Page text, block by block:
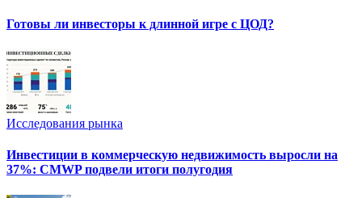
Готовы ли инвесторы к длинной игре с ЦОД?
Исследования рынка
Инвестиции в коммерческую недвижимость выросли на
37%: CMWP подвели итоги полугодия